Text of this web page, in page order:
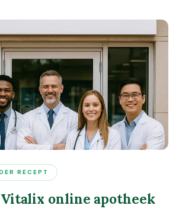
RECEPT
online apotheek